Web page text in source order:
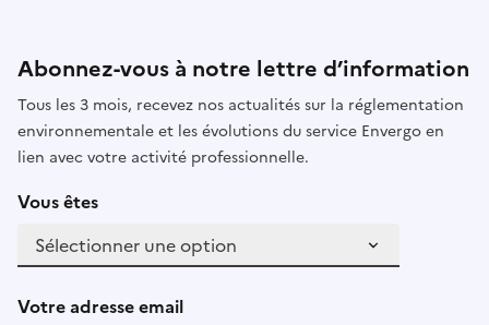
Abonnez-vous à notre lettre d’information
Tous les 3 mois, recevez nos actualités sur la réglementation
environnementale et les évolutions du service Envergo en
lien avec votre activité professionnelle.
Vous êtes
Votre adresse email